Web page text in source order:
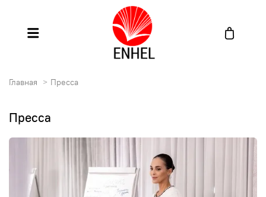
Главная Пресса
Пресса